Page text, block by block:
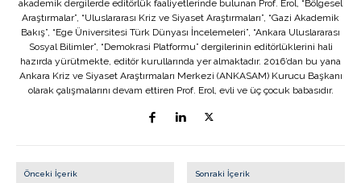
akademik dergilerde editörlük faaliyetlerinde bulunan Prof. Erol, “Bölgesel
Araştırmalar”, “Uluslararası Kriz ve Siyaset Araştırmaları”, “Gazi Akademik
Bakış”, “Ege Üniversitesi Türk Dünyası İncelemeleri”, “Ankara Uluslararası
Sosyal Bilimler”, “Demokrasi Platformu” dergilerinin editörlüklerini hali
hazırda yürütmekte, editör kurullarında yer almaktadır. 2016’dan bu yana
Ankara Kriz ve Siyaset Araştırmaları Merkezi (ANKASAM) Kurucu Başkanı
olarak çalışmalarını devam ettiren Prof. Erol, evli ve üç çocuk babasıdır.
Önceki İçerik Sonraki İçerik